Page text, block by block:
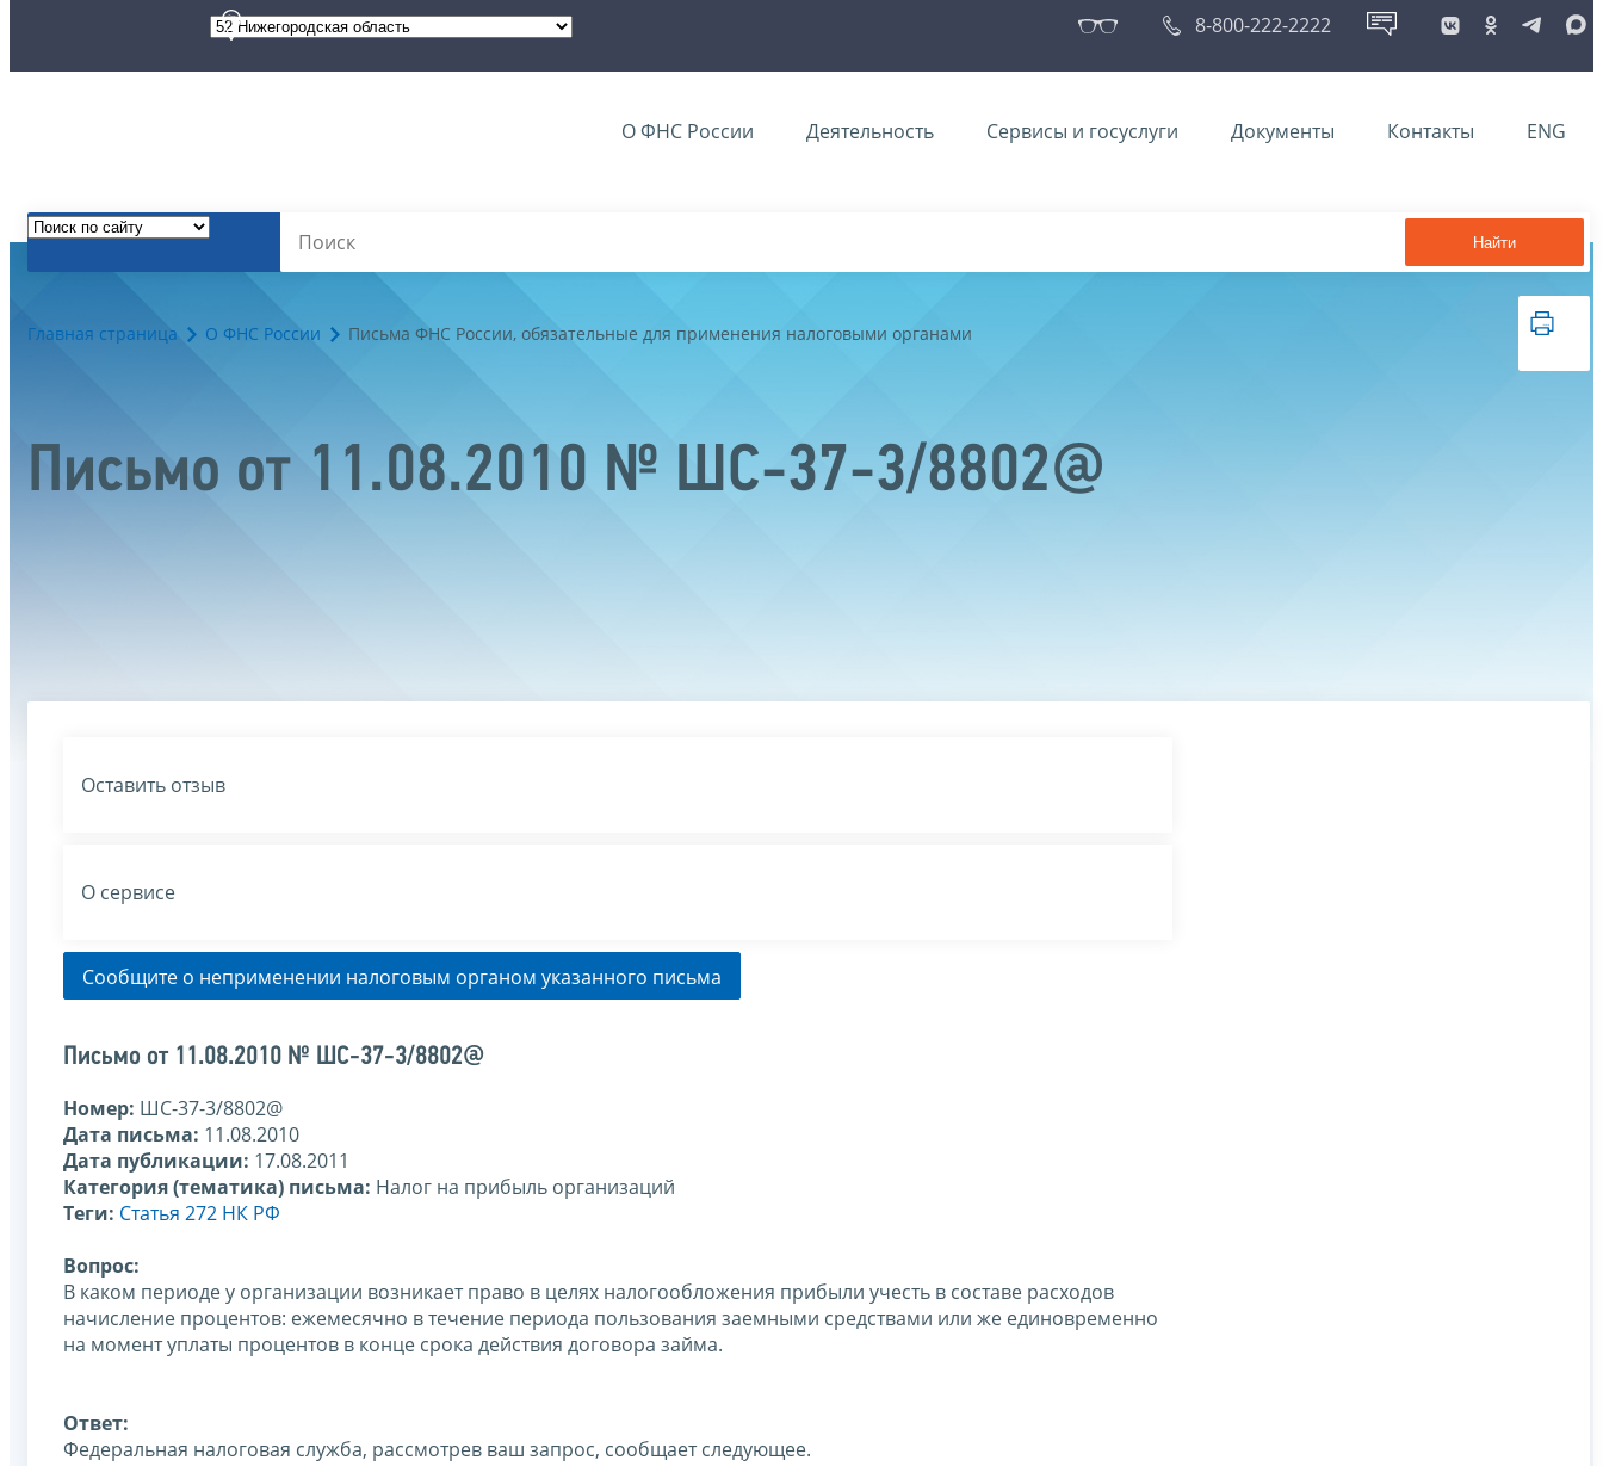
8-800-222-2222
О ФНС России Деятельность Сервисы и госуслуги Документы Контакты ENG
Найти
Главная страница О ФНС России Письма ФНС России, обязательные для применения налоговыми органами
Письмо от 11.08.2010 № ШС-37-3/8802@
Оставить отзыв
О сервисе
Сообщите о неприменении налоговым органом указанного письма
Письмо от 11.08.2010 № ШС-37-3/8802@
Номер: ШС-37-3/8802@
Дата письма: 11.08.2010
Дата публикации: 17.08.2011
Категория (тематика) письма: Налог на прибыль организаций
Теги: Статья 272 НК РФ
Вопрос:
В каком периоде у организации возникает право в целях налогообложения прибыли учесть в составе расходов
начисление процентов: ежемесячно в течение периода пользования заемными средствами или же единовременно
на момент уплаты процентов в конце срока действия договора займа.
Ответ:
Федеральная налоговая служба, рассмотрев ваш запрос, сообщает следующее.